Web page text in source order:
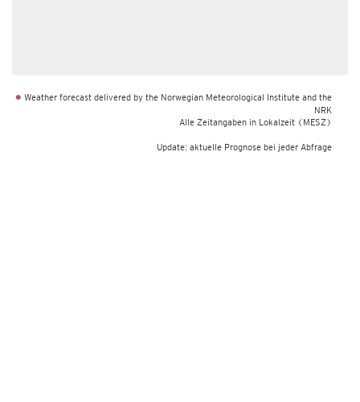
• Weather forecast delivered by the Norwegian Meteorological Institute and the
NRK
Alle Zeitangaben in Lokalzeit (MESZ)
Update: aktuelle Prognose bei jeder Abfrage